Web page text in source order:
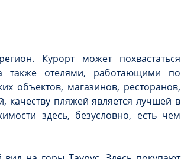
Курорт может похвастаться
также отелями, работающими по
объектов, магазинов, ресторанов,
качеству пляжей является лучшей в
здесь, безусловно, есть чем